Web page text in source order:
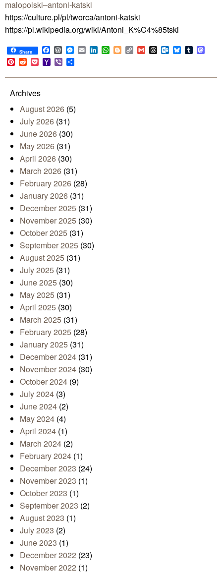
malopolski–antoni-katski
https://culture.pl/pl/tworca/antoni-katski
https://pl.wikipedia.org/wiki/Antoni_K%C4%85tski
Share Facebook
WordPress
Messenger
EmailLinkedIn
WhatsApp
BloggerCopy
Link
GmailThreadsOutlook.com
BlueskyTumblr
Pinterest
RedditPocketYahoo
Mail
Viber
Archives
August 2026 (5)
July 2026 (31)
June 2026 (30)
May 2026 (31)
April 2026 (30)
March 2026 (31)
February 2026 (28)
January 2026 (31)
December 2025 (31)
November 2025 (30)
October 2025 (31)
September 2025 (30)
August 2025 (31)
July 2025 (31)
June 2025 (30)
May 2025 (31)
April 2025 (30)
March 2025 (31)
February 2025 (28)
January 2025 (31)
December 2024 (31)
November 2024 (30)
October 2024 (9)
July 2024 (3)
June 2024 (2)
May 2024 (4)
April 2024 (1)
March 2024 (2)
February 2024 (1)
December 2023 (24)
November 2023 (1)
October 2023 (1)
September 2023 (2)
August 2023 (1)
July 2023 (2)
June 2023 (1)
December 2022 (23)
November 2022 (1)